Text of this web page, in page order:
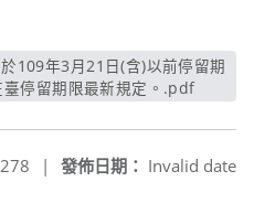
停留期限最新規定。.pdf另開新
發佈日期： Invalid date
|